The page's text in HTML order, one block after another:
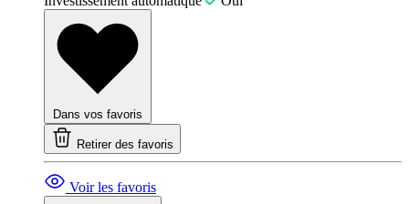
Dans vos favoris
Retirer des favoris
Voir les favoris